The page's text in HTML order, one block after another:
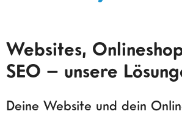
Websites,
SEO – unsere
Deine Website und dein